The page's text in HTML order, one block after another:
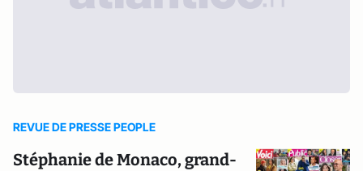
REVUE DE PRESSE PEOPLE
Stéphanie de Monaco, grand-